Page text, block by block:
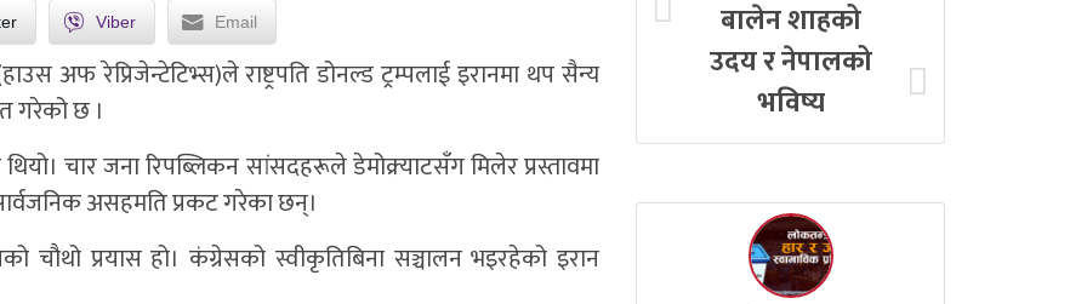
Viber Email
अफ रेप्रिजेन्टेटिभ्स)ले राष्ट्रपति डोनल्ड ट्रम्पलाई इरानमा थप सैन्य
गरेको छ ।
चार जना रिपब्लिकन सांसदहरूले डेमोक्र्याटसँग मिलेर प्रस्तावमा
असहमति प्रकट गरेका छन्।
चौथो प्रयास हो। कंग्रेसको स्वीकृतिबिना सञ्चालन भइरहेको इरान
बालेन शाहको
उदय र नेपालको
भविष्य